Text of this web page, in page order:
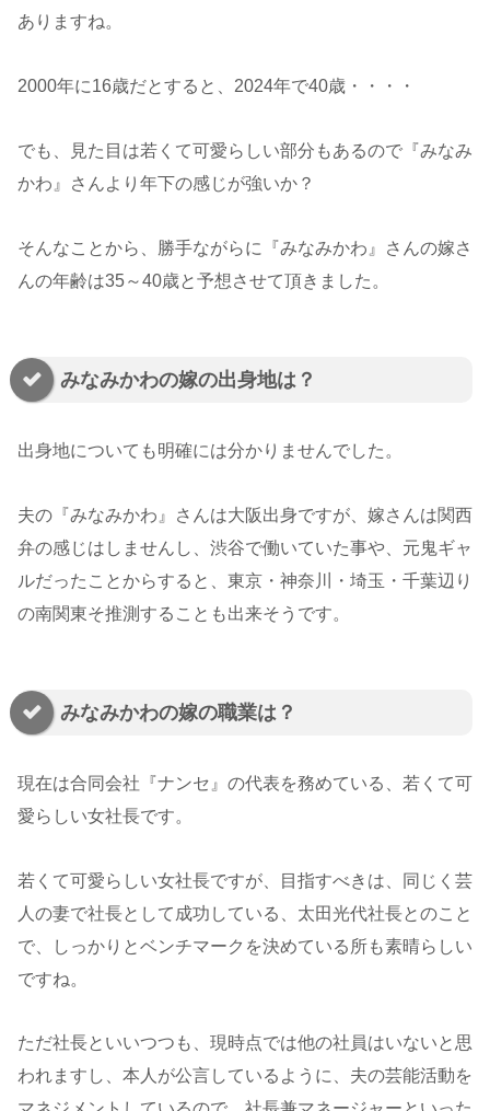
ありますね。
2000年に16歳だとすると、2024年で40歳・・・・
でも、見た目は若くて可愛らしい部分もあるので『みなみ
かわ』さんより年下の感じが強いか？
そんなことから、勝手ながらに『みなみかわ』さんの嫁さ
んの年齢は35～40歳と予想させて頂きました。
みなみかわの嫁の出身地は？
出身地についても明確には分かりませんでした。
夫の『みなみかわ』さんは大阪出身ですが、嫁さんは関西
弁の感じはしませんし、渋谷で働いていた事や、元鬼ギャ
ルだったことからすると、東京・神奈川・埼玉・千葉辺り
の南関東そ推測することも出来そうです。
みなみかわの嫁の職業は？
現在は合同会社『ナンセ』の代表を務めている、若くて可
愛らしい女社長です。
若くて可愛らしい女社長ですが、目指すべきは、同じく芸
人の妻で社長として成功している、太田光代社長とのこと
で、しっかりとベンチマークを決めている所も素晴らしい
ですね。
ただ社長といいつつも、現時点では他の社員はいないと思
われますし、本人が公言しているように、夫の芸能活動を